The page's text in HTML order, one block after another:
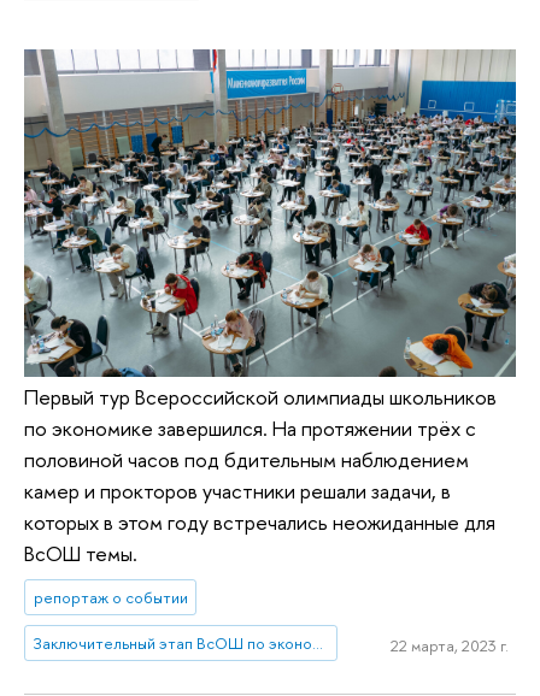
Первый тур Всероссийской олимпиады школьников
по экономике завершился. На протяжении трёх с
половиной часов под бдительным наблюдением
камер и прокторов участники решали задачи, в
которых в этом году встречались неожиданные для
ВсОШ темы.
репортаж о событии
Заключительный этап ВсОШ по экономике 2023 – НИУ ВШЭ 22 марта, 2023 г.